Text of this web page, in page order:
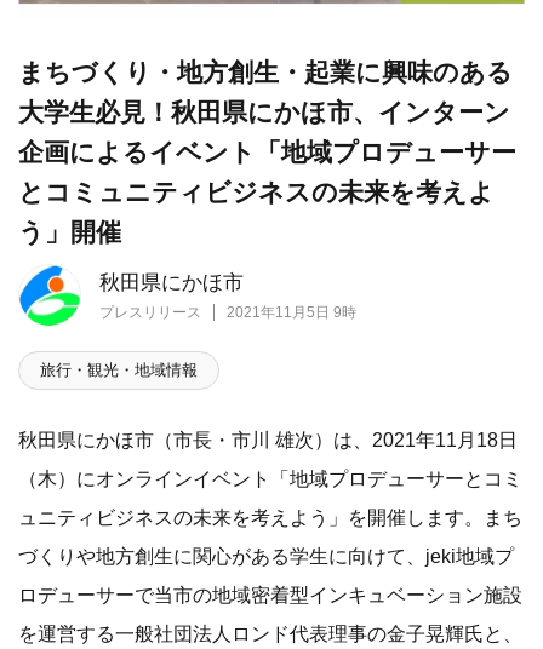
秋田県にかほ市
プレスリリース 2021年11月5日 9時
まちづくり・地方創生・起業に興味のある
大学生必見！秋田県にかほ市、インターン
企画によるイベント「地域プロデューサー
とコミュニティビジネスの未来を考えよ
う」開催
旅行・観光・地域情報
秋田県にかほ市（市長・市川 雄次）は、2021年11月18日
（木）にオンラインイベント「地域プロデューサーとコミ
ュニティビジネスの未来を考えよう」を開催します。まち
づくりや地方創生に関心がある学生に向けて、jeki地域プ
ロデューサーで当市の地域密着型インキュベーション施設
を運営する一般社団法人ロンド代表理事の金子晃輝氏と、